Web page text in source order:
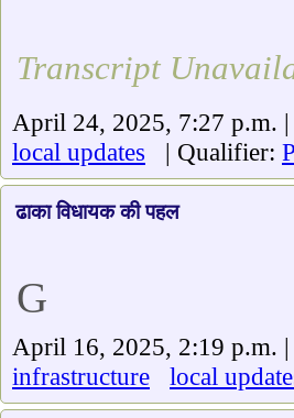
Transcript
April 24, 2025, 7:27 p.m.
local updates | Qualifier:
ढाका विधायक की पहल
G
April 16, 2025, 2:19 p.m.
infrastructure
local